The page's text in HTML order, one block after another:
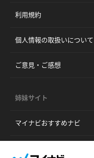
利用規約
個人情報の取扱いについて
ご意見・ご感想
姉妹サイト
マイナビおすすめナビ